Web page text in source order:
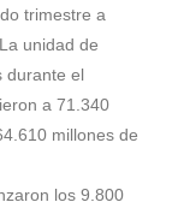
trimestre a
unidad de
durante el
a 71.340
millones de
los 9.800